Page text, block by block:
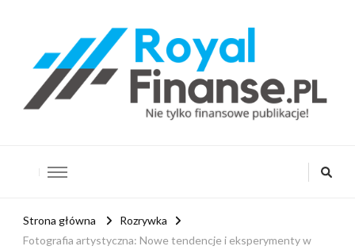
Strona główna
Rozrywka
Fotografia artystyczna: Nowe tendencje i eksperymenty w